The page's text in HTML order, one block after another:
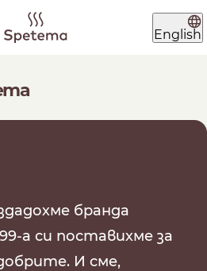
English
днес?
кафе по
бранда
а си поставихме за
И сме,